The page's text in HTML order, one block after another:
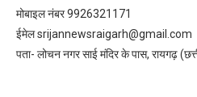
मोबाइल नंबर 9926321171
ईमेलsrijannewsraigarh@gmail.com
पता- लोचन नगर साई मंदिर के पास, रायगढ़